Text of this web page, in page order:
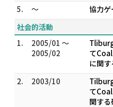
5.
～
協力
社会的活動
1.
2005/01 ～
2005/02
て
に関
2.
2003/10
て
関す